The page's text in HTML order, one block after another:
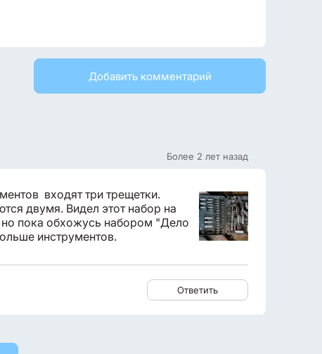
Добавить комментарий
Более 2 лет назад
входят три трещетки.
двумя. Видел этот набор на
пока обхожусь набором "Дело
инструментов.
Ответить